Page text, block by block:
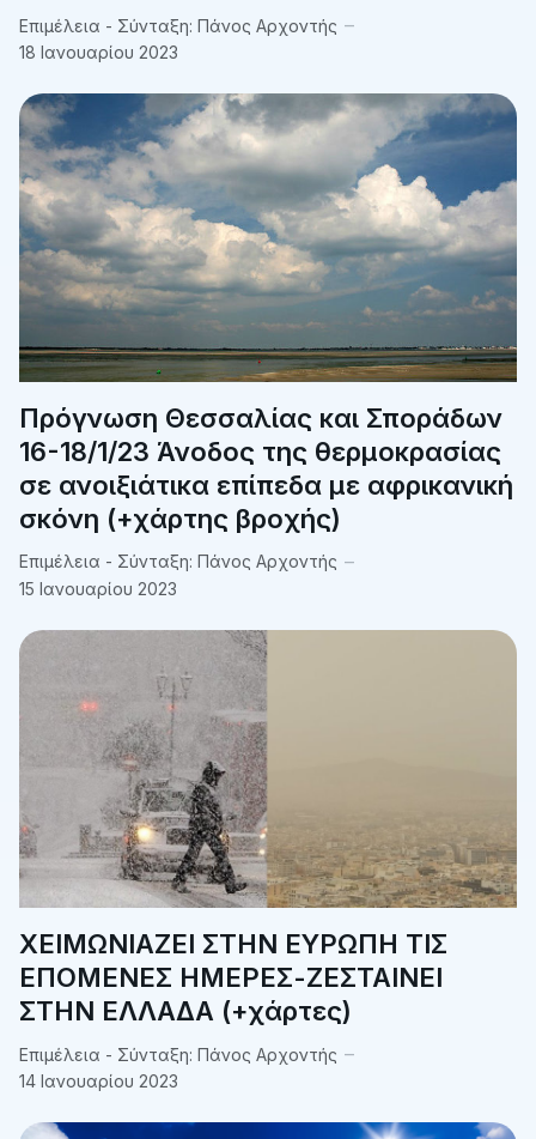
Επιμέλεια - Σύνταξη: Πάνος Αρχοντής
18 Ιανουαρίου 2023
Πρόγνωση Θεσσαλίας και Σποράδων
16-18/1/23 Άνοδος της θερμοκρασίας
σε ανοιξιάτικα επίπεδα με αφρικανική
σκόνη (+χάρτης βροχής)
Επιμέλεια - Σύνταξη: Πάνος Αρχοντής
15 Ιανουαρίου 2023
ΧΕΙΜΩΝΙΑΖΕΙ ΣΤΗΝ ΕΥΡΩΠΗ ΤΙΣ
ΕΠΟΜΕΝΕΣ ΗΜΕΡΕΣ-ΖΕΣΤΑΙΝΕΙ
ΣΤΗΝ ΕΛΛΑΔΑ (+χάρτες)
Επιμέλεια - Σύνταξη: Πάνος Αρχοντής
14 Ιανουαρίου 2023